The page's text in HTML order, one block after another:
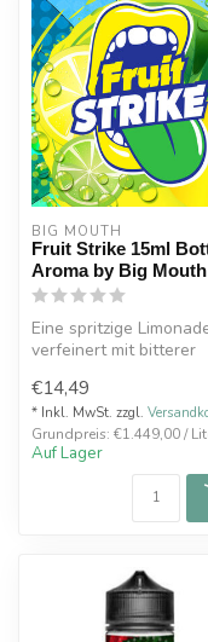
BIG MOUTH
Fruit Strike 15ml
Aroma by Big Mouth
Eine spritzige
verfeinert mit bitterer
Frui...
€14,49
* Inkl. MwSt. zzgl.
Grundpreis: €1.449,00 /
Auf Lager